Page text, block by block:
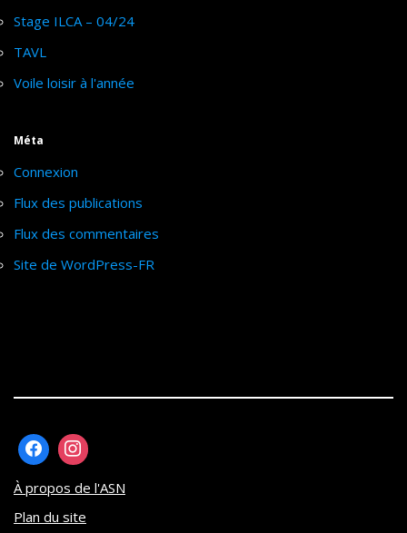
Stage ILCA – 04/24
TAVL
Voile loisir à l'année
Méta
Connexion
Flux des publications
Flux des commentaires
Site de WordPress-FR
À propos de l'ASN
Plan du site